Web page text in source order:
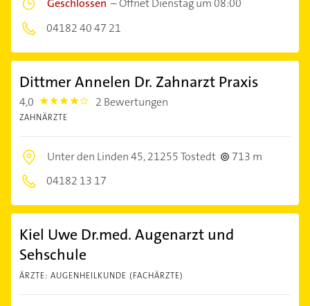
04182 40 47 21
Dittmer Annelen Dr. Zahnarzt Praxis
4,0 4.0 2 Bewertungen
ZAHNÄRZTE
Unter den Linden 45,21255 Tostedt
713 m
04182 13 17
Kiel Uwe Dr.med. Augenarzt und
Sehschule
ÄRZTE: AUGENHEILKUNDE (FACHÄRZTE)